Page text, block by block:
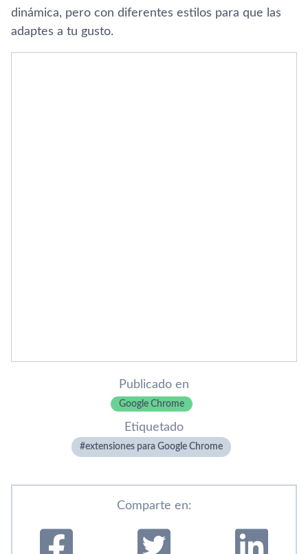
dinámica, pero con diferentes estilos para que las
adaptes a tu gusto.
Publicado en
Google Chrome
Etiquetado
extensiones para Google Chrome
Comparte en: